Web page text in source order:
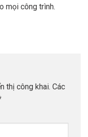
mọi công trình.
thị công khai. Các